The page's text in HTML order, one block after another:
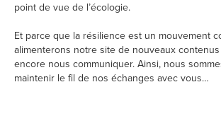
point de vue de l’écologie.
Et parce que la résilience est un mouvement
alimenterons notre site de nouveaux
encore nous communiquer. Ainsi, nous
maintenir le fil de nos échanges avec vous…